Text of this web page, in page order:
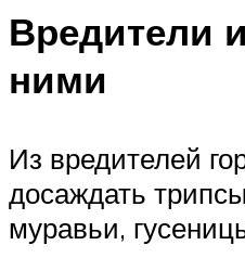
Вредители
ними
Из вредителей
досаждать
муравьи,